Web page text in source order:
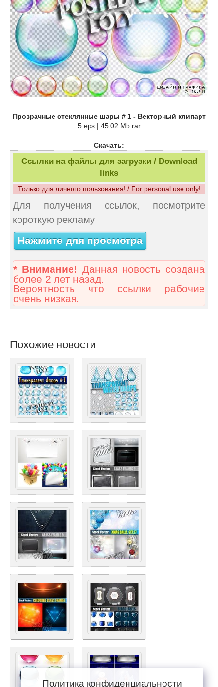
Прозрачные стеклянные шары # 1 - Векторный клипарт
5 eps | 45.02 Mb rar
Скачать:
Ссылки на файлы для загрузки / Download
links
Только для личного пользования! / For personal use only!
Для получения ссылок, посмотрите
короткую рекламу
Нажмите для просмотра
* Внимание! Данная новость создана
более 2 лет назад.
Вероятность что ссылки рабочие
очень низкая.
Похожие новости
Политика конфиденциальности